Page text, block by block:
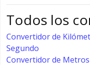
Todos los
Convertidor de
Segundo
Convertidor de